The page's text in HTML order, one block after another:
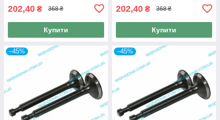
202,40 ₴ 368 ₴
Купити
202,40 ₴ 368 ₴
Купити
–45% –45%